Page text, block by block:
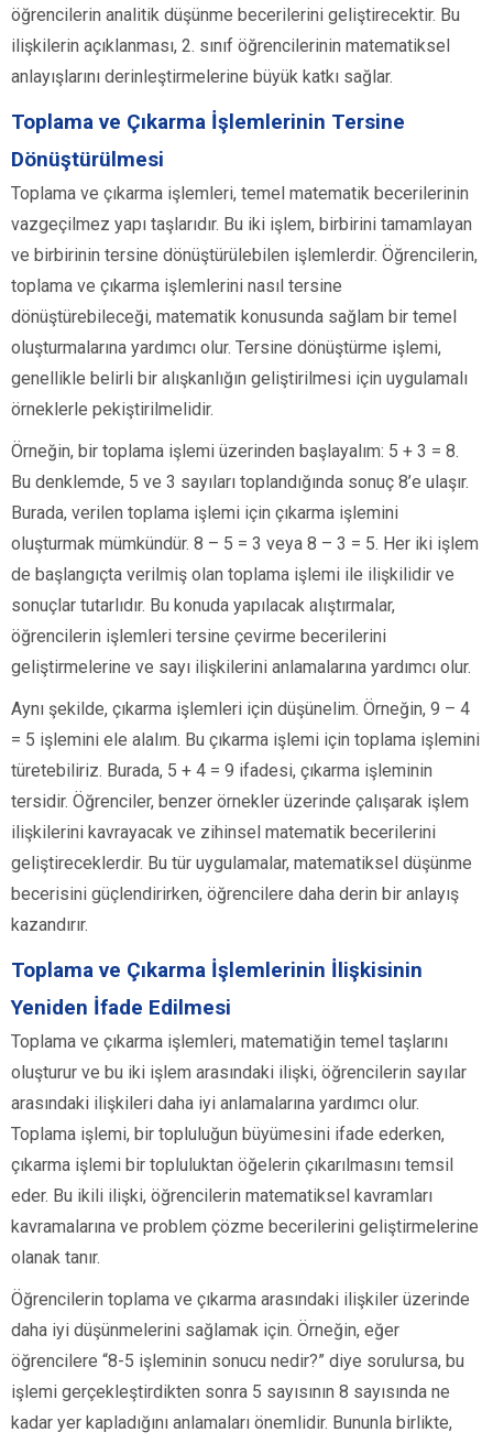
öğrencilerin analitik düşünme becerilerini geliştirecektir. Bu
ilişkilerin açıklanması, 2. sınıf öğrencilerinin matematiksel
anlayışlarını derinleştirmelerine büyük katkı sağlar.
Toplama ve Çıkarma İşlemlerinin Tersine
Dönüştürülmesi
Toplama ve çıkarma işlemleri, temel matematik becerilerinin
vazgeçilmez yapı taşlarıdır. Bu iki işlem, birbirini tamamlayan
ve birbirinin tersine dönüştürülebilen işlemlerdir. Öğrencilerin,
toplama ve çıkarma işlemlerini nasıl tersine
dönüştürebileceği, matematik konusunda sağlam bir temel
oluşturmalarına yardımcı olur. Tersine dönüştürme işlemi,
genellikle belirli bir alışkanlığın geliştirilmesi için uygulamalı
örneklerle pekiştirilmelidir.
Örneğin, bir toplama işlemi üzerinden başlayalım: 5 + 3 = 8.
Bu denklemde, 5 ve 3 sayıları toplandığında sonuç 8’e ulaşır.
Burada, verilen toplama işlemi için çıkarma işlemini
oluşturmak mümkündür. 8 – 5 = 3 veya 8 – 3 = 5. Her iki işlem
de başlangıçta verilmiş olan toplama işlemi ile ilişkilidir ve
sonuçlar tutarlıdır. Bu konuda yapılacak alıştırmalar,
öğrencilerin işlemleri tersine çevirme becerilerini
geliştirmelerine ve sayı ilişkilerini anlamalarına yardımcı olur.
Aynı şekilde, çıkarma işlemleri için düşünelim. Örneğin, 9 – 4
= 5 işlemini ele alalım. Bu çıkarma işlemi için toplama işlemini
türetebiliriz. Burada, 5 + 4 = 9 ifadesi, çıkarma işleminin
tersidir. Öğrenciler, benzer örnekler üzerinde çalışarak işlem
ilişkilerini kavrayacak ve zihinsel matematik becerilerini
geliştireceklerdir. Bu tür uygulamalar, matematiksel düşünme
becerisini güçlendirirken, öğrencilere daha derin bir anlayış
kazandırır.
Toplama ve Çıkarma İşlemlerinin İlişkisinin
Yeniden İfade Edilmesi
Toplama ve çıkarma işlemleri, matematiğin temel taşlarını
oluşturur ve bu iki işlem arasındaki ilişki, öğrencilerin sayılar
arasındaki ilişkileri daha iyi anlamalarına yardımcı olur.
Toplama işlemi, bir topluluğun büyümesini ifade ederken,
çıkarma işlemi bir topluluktan öğelerin çıkarılmasını temsil
eder. Bu ikili ilişki, öğrencilerin matematiksel kavramları
kavramalarına ve problem çözme becerilerini geliştirmelerine
olanak tanır.
Öğrencilerin toplama ve çıkarma arasındaki ilişkiler üzerinde
daha iyi düşünmelerini sağlamak için. Örneğin, eğer
öğrencilere “8-5 işleminin sonucu nedir?” diye sorulursa, bu
işlemi gerçekleştirdikten sonra 5 sayısının 8 sayısında ne
kadar yer kapladığını anlamaları önemlidir. Bununla birlikte,